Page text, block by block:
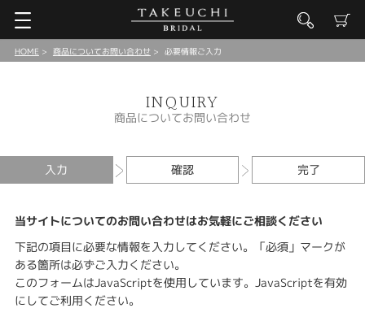
HOME 商品についてお問い合わせ 必要情報ご入力
INQUIRY
商品についてお問い合わせ
入力 確認 完了
当サイトについてのお問い合わせはお気軽にご相談ください
下記の項目に必要な情報を入力してください。「必須」マークが
ある箇所は必ずご入力ください。
このフォームはJavaScriptを使用しています。JavaScriptを有効
にしてご利用ください。